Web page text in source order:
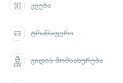
კვება
ტრანსფერი
გიდის მომსახურება